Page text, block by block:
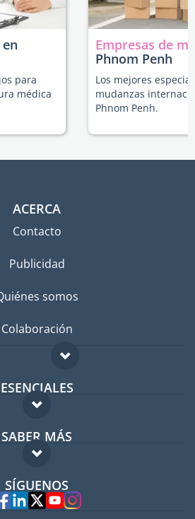
en
para
médica
Empresas de
Phnom Penh
Los mejores
mudanzas
Phnom Penh.
ACERCA
Contacto
Publicidad
somos
Colaboración
ESENCIALES
para expatriados
para expatriados
en el extranjero
SABER MÁS
FAQ
Expertos
SÍGUENOS